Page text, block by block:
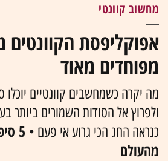
מחשוב קוונטי
אפוקליפסת הקוונטים
מפוחדים מאוד
מה יקרה כשמחשבים קוונטיים
כנראה החג הכי גרוע אי פעם •
5
מהעולם